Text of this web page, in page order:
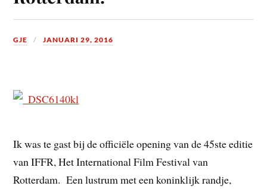
GJE JANUARI 29, 2016
Ik was te gast bij de officiële opening van de 45ste editie
van IFFR, Het International Film Festival van
Rotterdam. Een lustrum met een koninklijk randje,